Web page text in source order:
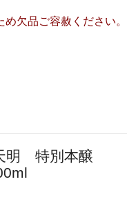
欠品ご容赦ください。
明 特別本醸